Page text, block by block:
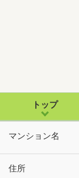
トップ
マンション名
住所